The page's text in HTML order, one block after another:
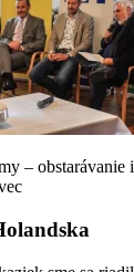
– obstarávanie